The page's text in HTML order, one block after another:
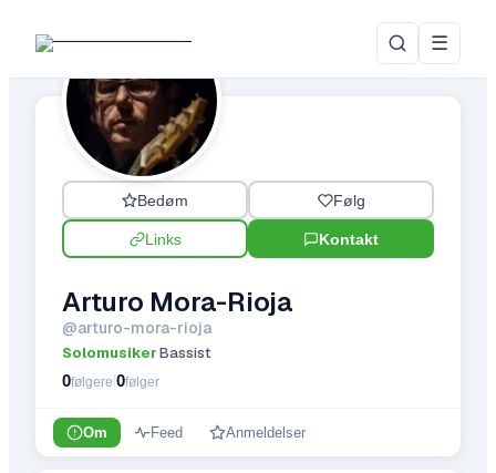
☰
Bedøm Følg
Links Kontakt
Arturo Mora-Rioja
@arturo-mora-rioja
Solomusiker·Bassist
0følgere 0følger
Om Feed Anmeldelser